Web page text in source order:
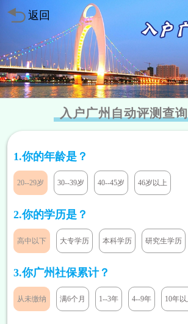
返回
入户广州自动评测查
1.你的年龄是？
20--29岁 30--39岁 40--45岁 46岁以上
2.你的学历是？
高中以下 大专学历 本科学历 研究生学历
3.你广州社保累计？
从未缴纳 满6个月 1--3年 4--9年 10年以
136****7047
189****2466 符合条件
185****8446 符合条件